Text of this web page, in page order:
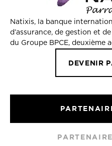
Natixis, la banque
d’assurance, de gestion et
du Groupe BPCE, deuxième
DEVENIR